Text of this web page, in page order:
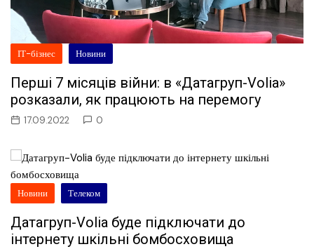
ІТ-бізнес Новини
Перші 7 місяців війни: в «Датагруп-Volia»
розказали, як працюють на перемогу
17.09.2022 0
Новини Телеком
Датагруп-Volia буде підключати до
інтернету шкільні бомбосховища